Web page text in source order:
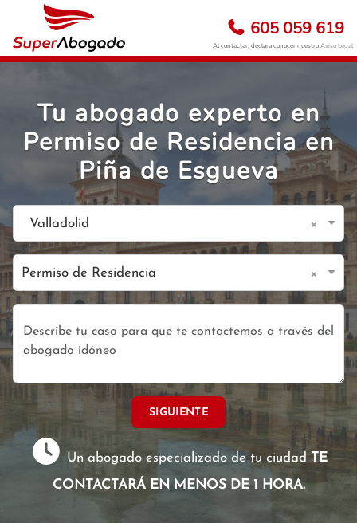
605 059 619
Al contactar, declara conocer nuestroAviso Legal
Tu abogado experto en
Permiso de Residencia en
Piña de Esgueva
Valladolid ×
Permiso de Residencia ×
SIGUIENTE
Un abogado especializado de tu ciudadTE
CONTACTARÁ EN MENOS DE 1 HORA.